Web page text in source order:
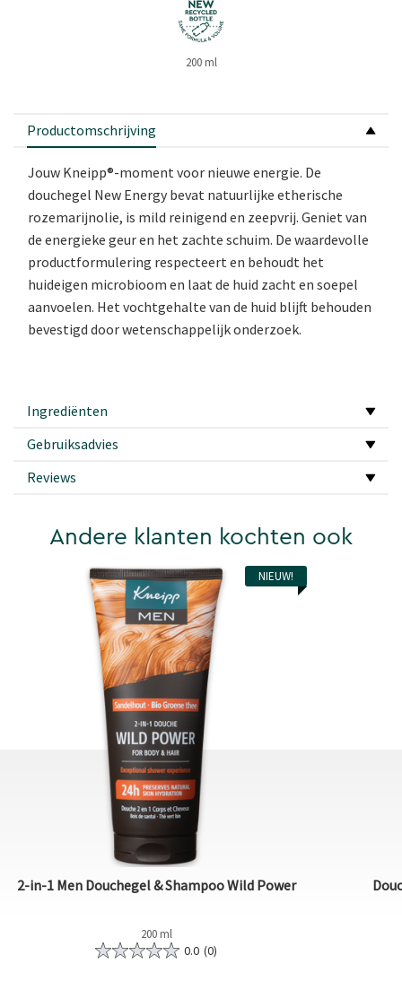
200 ml
Productomschrijving
Jouw Kneipp®-moment voor nieuwe energie. De
douchegel New Energy bevat natuurlijke etherische
rozemarijnolie, is mild reinigend en zeepvrij. Geniet van
de energieke geur en het zachte schuim. De waardevolle
productformulering respecteert en behoudt het
huideigen microbioom en laat de huid zacht en soepel
aanvoelen. Het vochtgehalte van de huid blijft behouden
bevestigd door wetenschappelijk onderzoek.
Ingrediënten
Gebruiksadvies
Reviews
Andere klanten kochten ook
NIEUW!
2-in-1 Men Douchegel & Shampoo Wild Power
200 ml
0.0 (0)